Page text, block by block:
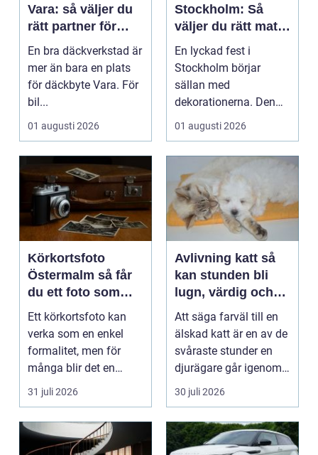
Vara: så väljer du
rätt partner för
säker körning året
runt
En bra däckverkstad är
mer än bara en plats
för däckbyte Vara. För
bil...
01 augusti 2026
Stockholm: Så
väljer du rätt mat
till ditt evenemang
En lyckad fest i
Stockholm börjar
sällan med
dekorationerna. Den
börjar i köket....
01 augusti 2026
Körkortsfoto
Östermalm så får
du ett foto som
alltid blir godkänt
Ett körkortsfoto kan
verka som en enkel
formalitet, men för
många blir det en
oväntad källa till str...
31 juli 2026
Avlivning katt så
kan stunden bli
lugn, värdig och
trygg
Att säga farväl till en
älskad katt är en av de
svåraste stunder en
djurägare går igenom.
Beslutet o...
30 juli 2026